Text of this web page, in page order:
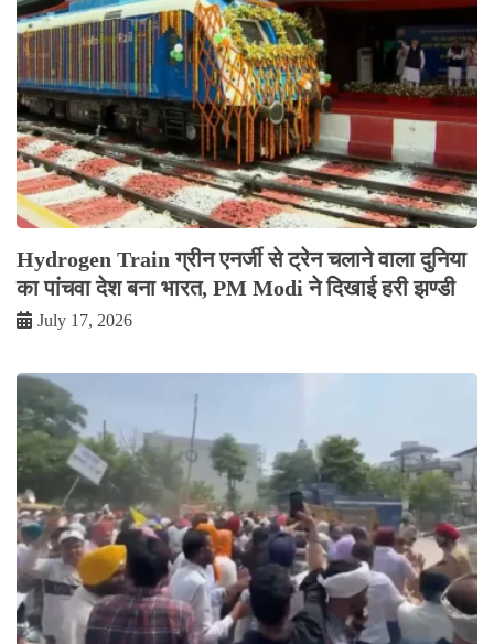
Hydrogen Train ग्रीन एनर्जी से ट्रेन चलाने वाला दुनिया
का पांचवा देश बना भारत, PM Modi ने दिखाई हरी झण्डी
July 17, 2026